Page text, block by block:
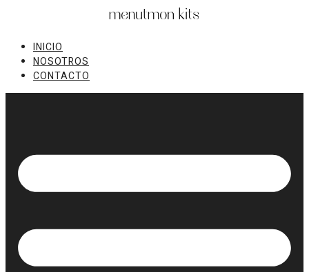
contenidoINICIO
NOSOTROS
CONTACTO